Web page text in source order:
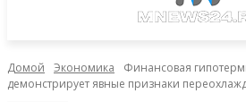
Домой Экономика
Финансовая
демонстрирует явные признаки